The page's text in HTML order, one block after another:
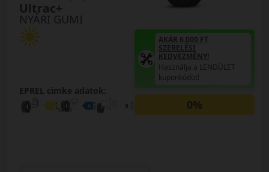
NYÁRI GUMI
Ultrac+
EPREL cimke adatok:
AKÁR 6.000 FT
SZERELÉSI
KEDVEZMÉNY!
Használja a LENDÜLET
kuponkódot!
0%